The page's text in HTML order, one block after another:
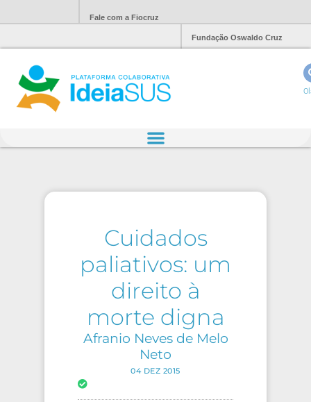
Fale com a Fiocruz
Fundação Oswaldo Cruz
Cuidados
paliativos: um
direito à
morte digna
Afranio Neves de Melo
Neto
04 DEZ 2015